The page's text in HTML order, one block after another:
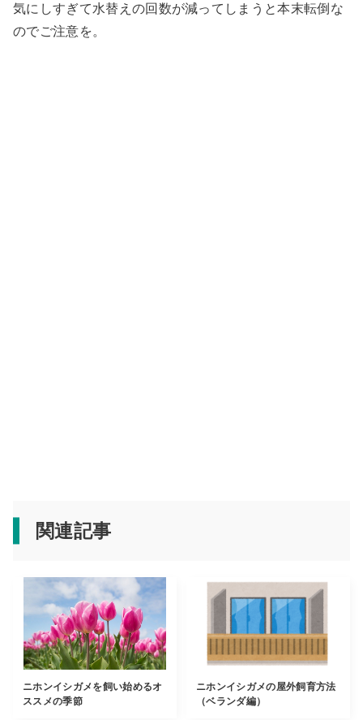
気にしすぎて水替えの回数が減ってしまうと本末転倒な
のでご注意を。
関連記事
ニホンイシガメを飼い始めるオ
ススメの季節
ニホンイシガメの屋外飼育方法
（ベランダ編）